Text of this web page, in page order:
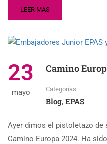
LEER MÁS
23
mayo
Camino
Categorías
Blog, EPAS
Ayer dimos el pistoletazo de
Camino Europa 2024. Ha